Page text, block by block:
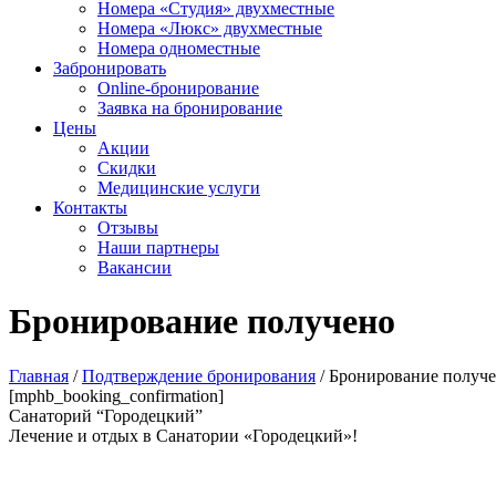
Номера «Студия» двухместные
Номера «Люкс» двухместные
Номера одноместные
Забронировать
Online-бронирование
Заявка на бронирование
Цены
Акции
Скидки
Медицинские услуги
Контакты
Отзывы
Наши партнеры
Вакансии
Бронирование получено
Главная /Подтверждение бронирования /Бронирование
[mphb_booking_confirmation]
Санаторий “Городецкий”
Лечение и отдых в Санатории «Городецкий»!